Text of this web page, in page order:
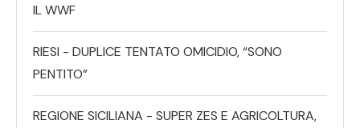
IL WWF
RIESI - DUPLICE TENTATO OMICIDIO, “SONO
PENTITO”
REGIONE SICILIANA - SUPER ZES E AGRICOLTURA,